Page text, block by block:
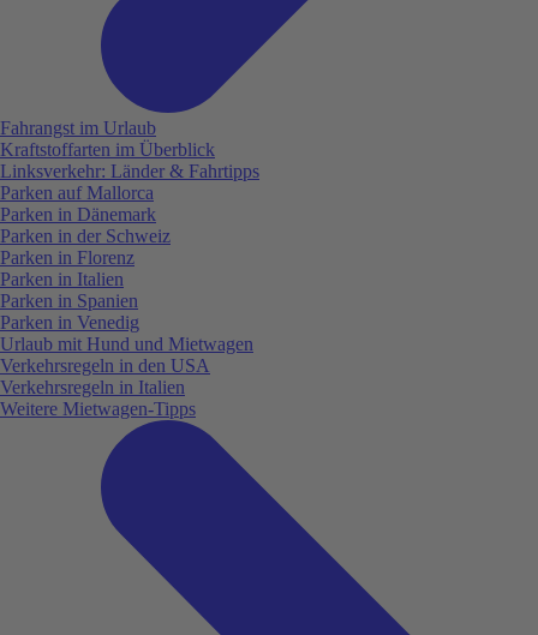
Fahrangst im Urlaub
Kraftstoffarten im Überblick
Linksverkehr: Länder & Fahrtipps
Parken auf Mallorca
Parken in Dänemark
Parken in der Schweiz
Parken in Florenz
Parken in Italien
Parken in Spanien
Parken in Venedig
Urlaub mit Hund und Mietwagen
Verkehrsregeln in den USA
Verkehrsregeln in Italien
Weitere Mietwagen-Tipps